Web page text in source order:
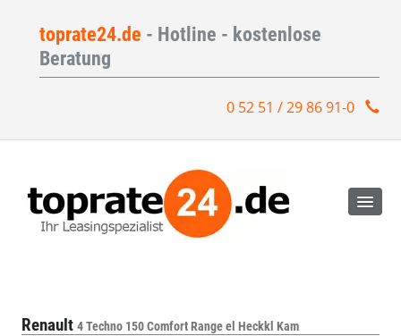
toprate24.de - Hotline - kostenlose
Beratung
0 52 51 / 29 86 91-0
Renault 4 Techno 150 Comfort Range el Heckkl Kam